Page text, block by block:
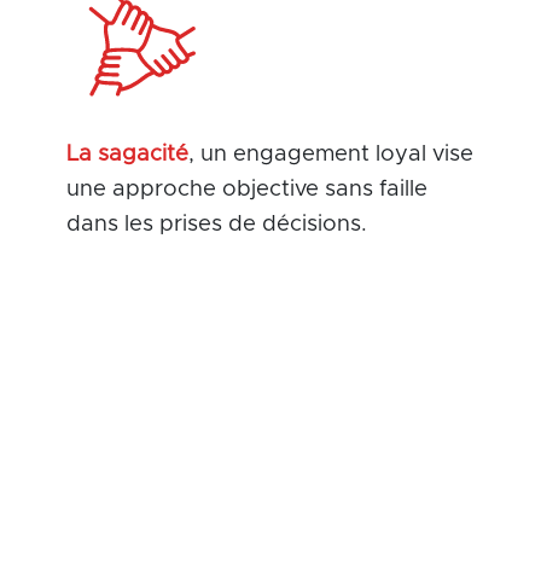
La sagacité, un engagement loyal vise
une approche objective sans faille
dans les prises de décisions.